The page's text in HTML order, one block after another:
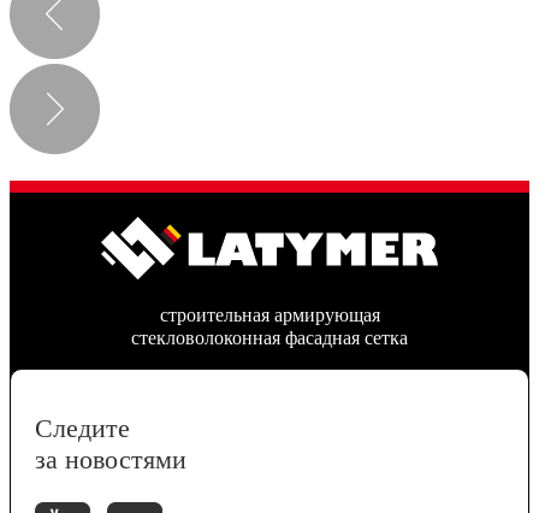
строительная армирующая
стекловолоконная фасадная сетка
Следите
за новостями